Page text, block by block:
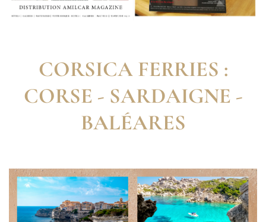
CORSICA FERRIES :
CORSE - SARDAIGNE -
BALÉARES